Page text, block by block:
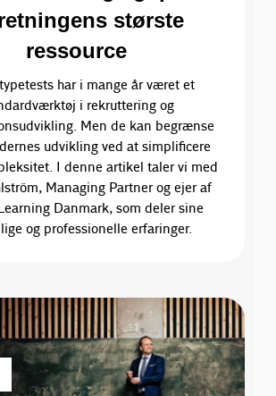
største
ressource
har i mange år været et
i rekruttering og
Men de kan begrænse
udvikling ved at simplificere
I denne artikel taler vi med
Managing Partner og ejer af
Danmark, som deler sine
og professionelle erfaringer.